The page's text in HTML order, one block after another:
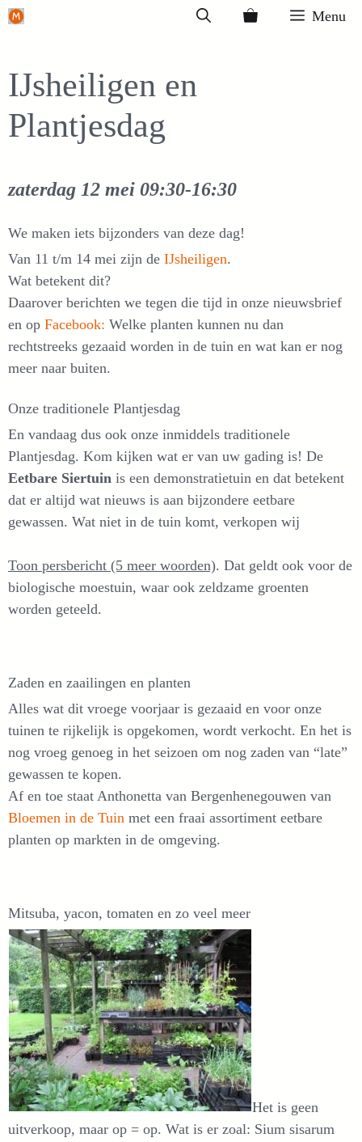
Ga
inhoud
Menu
IJsheiligen en
Plantjesdag
zaterdag 12 mei 09:30-16:30
We maken iets bijzonders van deze dag!
Van 11 t/m 14 mei zijn de IJsheiligen.
Wat betekent dit?
Daarover berichten we tegen die tijd in onze nieuwsbrief
en op Facebook: Welke planten kunnen nu dan
rechtstreeks gezaaid worden in de tuin en wat kan er nog
meer naar buiten.
Onze traditionele Plantjesdag
En vandaag dus ook onze inmiddels traditionele
Plantjesdag. Kom kijken wat er van uw gading is! De
Eetbare Siertuin is een demonstratietuin en dat betekent
dat er altijd wat nieuws is aan bijzondere eetbare
gewassen. Wat niet in de tuin komt, verkopen wij
Toon persbericht (5 meer woorden). Dat geldt ook voor de
biologische moestuin, waar ook zeldzame groenten
worden geteeld.
Zaden en zaailingen en planten
Alles wat dit vroege voorjaar is gezaaid en voor onze
tuinen te rijkelijk is opgekomen, wordt verkocht. En het is
nog vroeg genoeg in het seizoen om nog zaden van “late”
gewassen te kopen.
Af en toe staat Anthonetta van Bergenhenegouwen van
Bloemen in de Tuin met een fraai assortiment eetbare
planten op markten in de omgeving.
Mitsuba, yacon, tomaten en zo veel meer
Het is geen
uitverkoop, maar op = op. Wat is er zoal: Sium sisarum